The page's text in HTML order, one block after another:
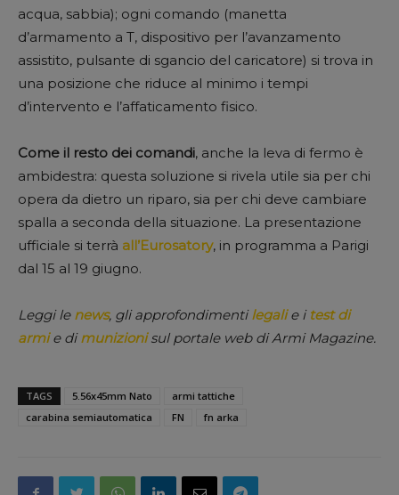
acqua, sabbia); ogni comando (manetta
d’armamento a T, dispositivo per l’avanzamento
assistito, pulsante di sgancio del caricatore) si trova in
una posizione che riduce al minimo i tempi
d’intervento e l’affaticamento fisico.
Come il resto dei comandi, anche la leva di fermo è
ambidestra: questa soluzione si rivela utile sia per chi
opera da dietro un riparo, sia per chi deve cambiare
spalla a seconda della situazione. La presentazione
ufficiale si terrà all’Eurosatory, in programma a Parigi
dal 15 al 19 giugno.
Leggi le news, gli approfondimentilegali e i test di
armie dimunizioni sul portale web di Armi Magazine.
TAGS 5.56x45mm Nato
armi tattiche
carabina semiautomatica
FN fn arka